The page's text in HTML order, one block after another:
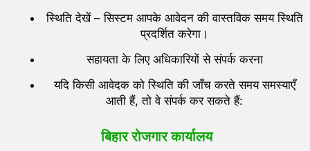
स्थिति देखें – सिस्टम आपके आवेदन की वास्तविक समय स्थिति
प्रदर्शित करेगा।
सहायता के लिए अधिकारियों से संपर्क करना
यदि किसी आवेदक को स्थिति की जाँच करते समय समस्याएँ
आती हैं, तो वे संपर्क कर सकते हैं:
बिहार रोजगार कार्यालय